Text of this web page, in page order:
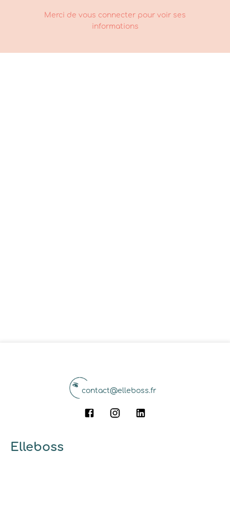
Merci de vous connecter pour voir ses
informations
contact@elleboss.fr
Elleboss